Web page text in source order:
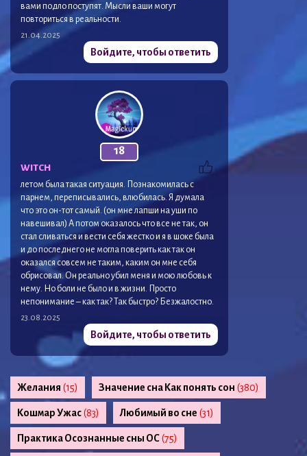
вами подло поступят. Мысли ваши могут
повториться в реальности.
21.04.2025
Войдите, чтобы ответить
18
WITCH
летом была такая ситуация. Познакомилась с
парнем, переписывались, влюбилась. Я думала
что это он-тот самый. (он мне лапши на уши по
навешивал) А потом оказалось что все не так, он
стал сливаться и вести себя жестко и я в шоке была
и до последнего не могла поверить как так он
оказался совсем не таким, каким он мне себя
обрисовал. Он реально убил меня и мою любовь к
нему. Но боли не было и в жизни. Просто
непонимание – как так? Так быстро? Безжалостно.
23.08.2025
Войдите, чтобы ответить
Желания (15) Значение сна Как понять сон (380)
Кошмар Ужас(83) Любимый во сне (31)
Практика Осознанные сны ОС(75)